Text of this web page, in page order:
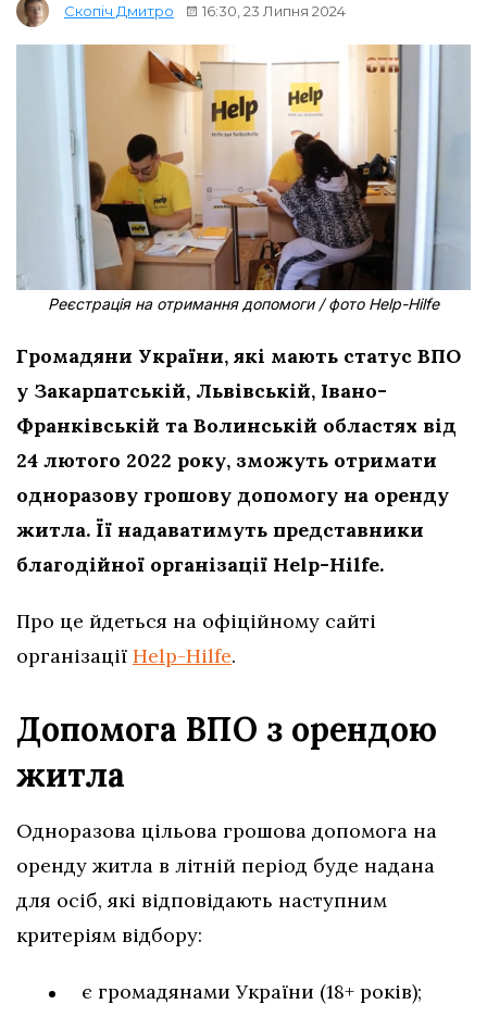
Скопіч Дмитро 16:30, 23 Липня 2024
Реєстрація на отримання допомоги / фото Help-Hilfe
Громадяни України, які мають статус ВПО
у Закарпатській, Львівській, Івано-
Франківській та Волинській областях від
24 лютого 2022 року, зможуть отримати
одноразову грошову допомогу на оренду
житла. Її надаватимуть представники
благодійної організації Help-Hilfe.
Про це йдеться на офіційному сайті
організації Help-Hilfe.
Допомога ВПО з орендою
житла
Одноразова цільова грошова допомога на
оренду житла в літній період буде надана
для осіб, які відповідають наступним
критеріям відбору:
є громадянами України (18+ років);